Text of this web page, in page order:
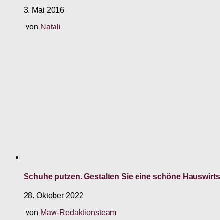
3. Mai 2016
von Natali
Schuhe putzen. Gestalten Sie eine schöne
28. Oktober 2022
von Maw-Redaktionsteam